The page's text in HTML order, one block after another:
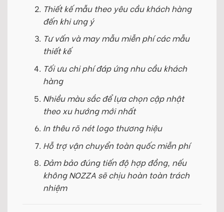
Thiết kế mẫu theo yêu cầu khách hàng
đến khi ưng ý
Tư vấn và may mẫu miễn phí các mẫu
thiết kế
Tối ưu chi phí đáp ứng nhu cầu khách
hàng
Nhiều màu sắc để lựa chọn cập nhật
theo xu hướng mới nhất
In thêu rõ nét logo thương hiệu
Hỗ trợ vận chuyển toàn quốc miễn phí
Đảm bảo đúng tiến độ hợp đồng, nếu
không NOZZA sẽ chịu hoàn toàn trách
nhiệm